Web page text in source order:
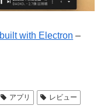
with Electron –
アプリ
レビュー